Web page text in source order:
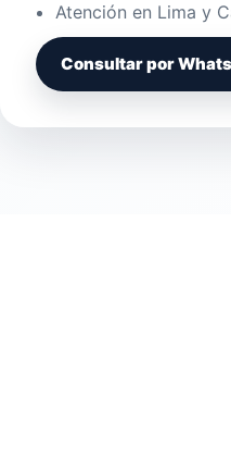
Atención en Lima y
Consultar por